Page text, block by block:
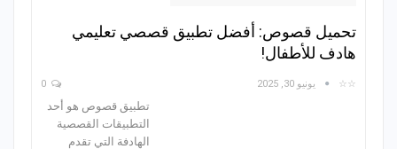
تحميل قصوص: أفضل تطبيق قصصي تعليمي
هادف للأطفال!
☆☆ يونيو 30, 2025
تطبيق قصوص هو أحد
التطبيقات القصصية
الهادفة التي تقدم